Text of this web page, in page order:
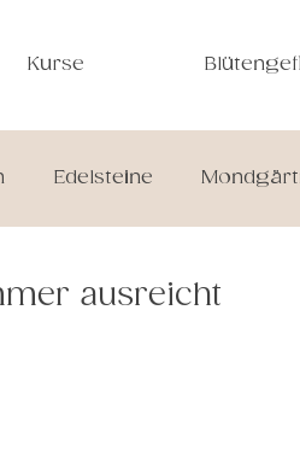
Kurse
Edelsteine
ausreicht